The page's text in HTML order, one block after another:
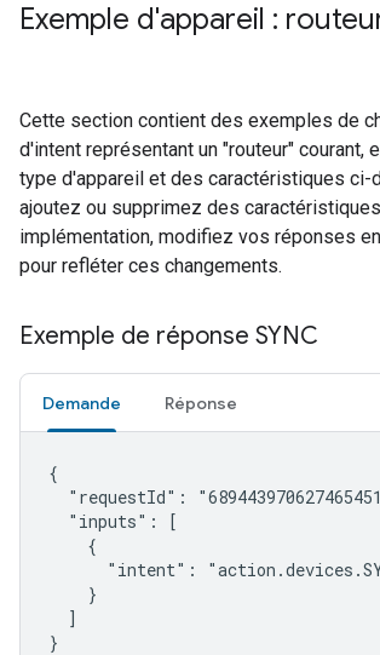
Exemple d'appareil :
Cette section contient des exemples de
d'intent représentant un "routeur" courant,
type d'appareil et des caractéristiques ci-
ajoutez ou supprimez des
implémentation, modifiez vos réponses
pour refléter ces changements.
Exemple de réponse SYNC
Demande Réponse
{
"requestId":
  "inputs": [
    {
"intent":
    }
  ]
}